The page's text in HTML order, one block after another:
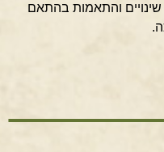
והתאמות בהתאם